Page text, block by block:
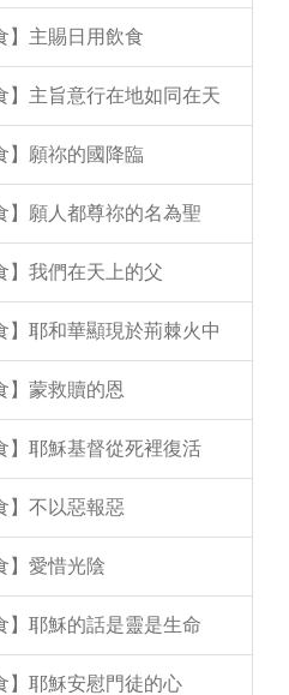
】主賜日用飲食
】主旨意行在地如同在天
】願祢的國降臨
】願人都尊祢的名為聖
】我們在天上的父
】耶和華顯現於荊棘火中
】蒙救贖的恩
】耶穌基督從死裡復活
】不以惡報惡
】愛惜光陰
】耶穌的話是靈是生命
】耶穌安慰門徒的心